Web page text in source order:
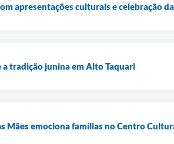
apresentações culturais e celebração
tradição junina em Alto Taquari
Mães emociona famílias no Centro